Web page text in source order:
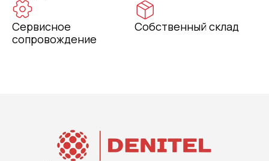
Сервисное
сопровождение
Собственный склад